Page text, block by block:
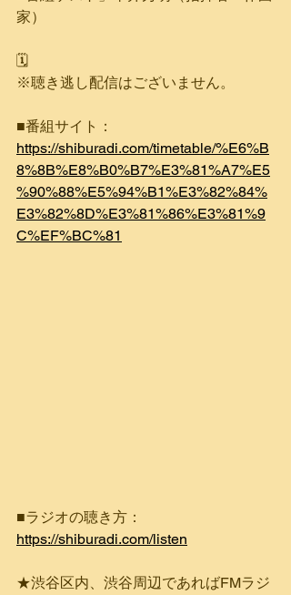
家）
🗓️
※聴き逃し配信はございません。
■番組サイト：
https://shiburadi.com/timetable/%E6%B
8%8B%E8%B0%B7%E3%81%A7%E5
%90%88%E5%94%B1%E3%82%84%
E3%82%8D%E3%81%86%E3%81%9
C%EF%BC%81
■ラジオの聴き方：
https://shiburadi.com/listen
★渋谷区内、渋谷周辺であればFMラジ